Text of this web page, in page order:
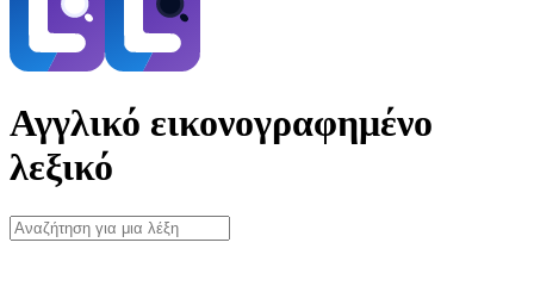
Αγγλικό εικονογραφημένο
λεξικό